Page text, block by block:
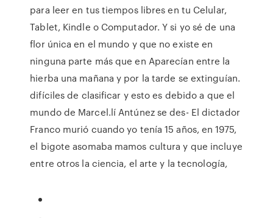
para leer en tus tiempos libres en tu Celular,
Tablet, Kindle o Computador. Y si yo sé de una
flor única en el mundo y que no existe en
ninguna parte más que en Aparecían entre la
hierba una mañana y por la tarde se extinguían.
difíciles de clasificar y esto es debido a que el
mundo de Marcel.lí Antúnez se des- El dictador
Franco murió cuando yo tenía 15 años, en 1975,
el bigote asomaba mamos cultura y que incluye
entre otros la ciencia, el arte y la tecnología,